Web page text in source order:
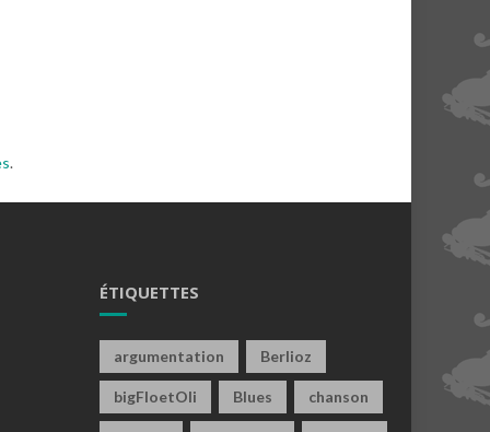
.
ÉTIQUETTES
argumentation Berlioz
bigFloetOli Blues chanson